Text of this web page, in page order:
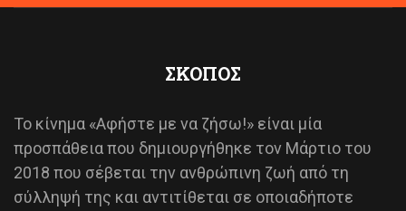
ΣΚΟΠΟΣ
Το κίνημα «Αφήστε με να ζήσω!» είναι μία
προσπάθεια που δημιουργήθηκε τον Μάρτιο του
2018 που σέβεται την ανθρώπινη ζωή από τη
σύλληψή της και αντιτίθεται σε οποιαδήποτε